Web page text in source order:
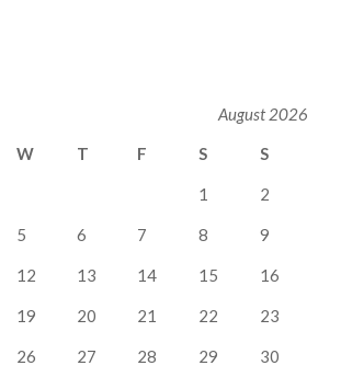
August 2026
W T F S S
1 2
5 6 7 8 9
12 13 14 15 16
19 20 21 22 23
26 27 28 29 30